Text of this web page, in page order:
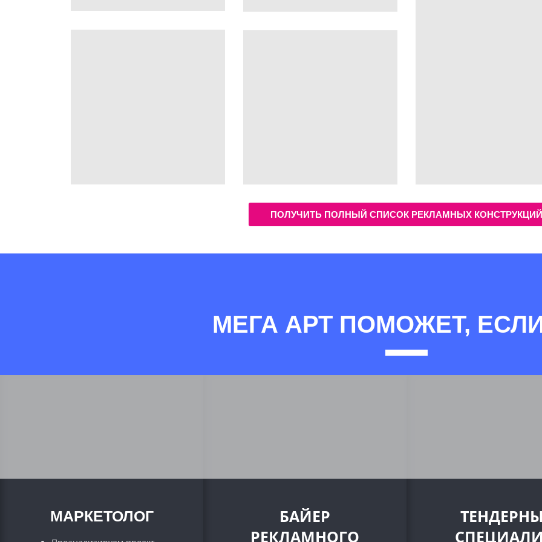
ПОЛУЧИТЬ ПОЛНЫЙ СПИСОК РЕКЛАМНЫХ КОНСТРУКЦИЙ
МЕГА АРТ ПОМОЖЕТ,
МАРКЕТОЛОГ
БАЙЕР
РЕКЛАМНОГО